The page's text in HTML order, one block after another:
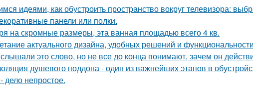
идеями, как обустроить пространство вокруг телевизора:
панели или полки.
на скромные размеры, эта ванная площадью всего 4 кв.
актуального дизайна, удобных решений и
это слово, но не все до конца понимают, зачем он
душевого поддона - один из важнейших этапов в
дело непростое.